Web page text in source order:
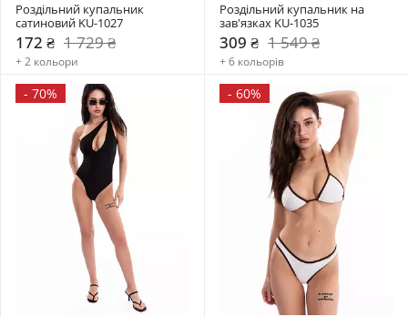
Роздільний купальник
сатиновий KU-1027
172 ₴ 1 729 ₴
+ 2 кольори
Роздільний купальник на
зав'язках KU-1035
309 ₴ 1 549 ₴
+ 6 кольорів
- 70% - 60%